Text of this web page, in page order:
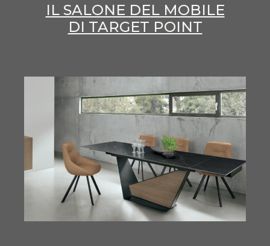
IL SALONE DEL MOBILE
DI TARGET POINT